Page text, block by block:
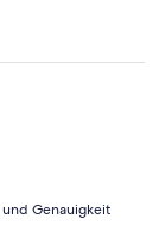
Genauigkeit